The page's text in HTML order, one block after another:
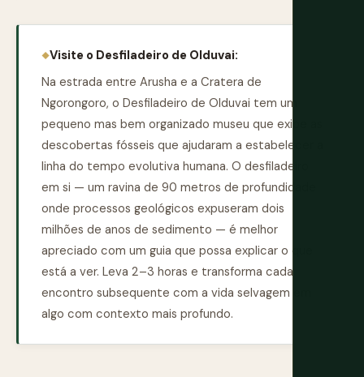
Visite o Desfiladeiro de Olduvai:
Na estrada entre Arusha e a Cratera de
Ngorongoro, o Desfiladeiro de Olduvai tem um
pequeno mas bem organizado museu que exibe as
descobertas fósseis que ajudaram a estabelecer a
linha do tempo evolutiva humana. O desfiladeiro
em si — um ravina de 90 metros de profundidade
onde processos geológicos expuseram dois
milhões de anos de sedimento — é melhor
apreciado com um guia que possa explicar o que
está a ver. Leva 2–3 horas e transforma cada
encontro subsequente com a vida selvagem em
algo com contexto mais profundo.